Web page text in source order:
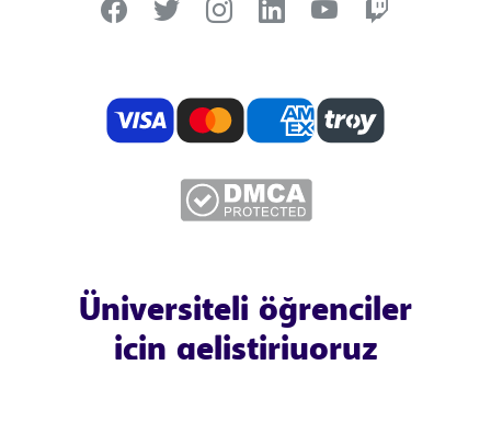
Üniversiteli öğrenciler
için geliştiriyoruz